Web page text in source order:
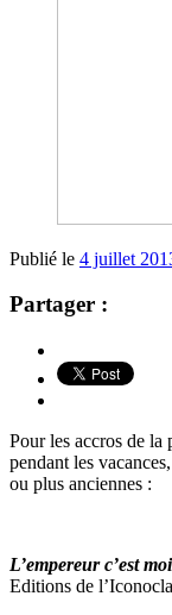
Publié le 4 juillet
Partager :
Pour les accros de
pendant les
ou plus anciennes :
L’empereur c’est
Editions de